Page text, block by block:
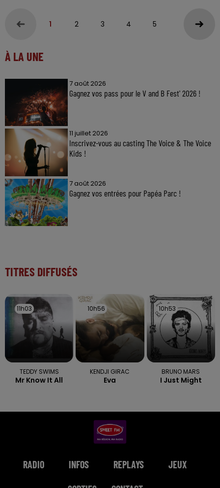
1 2 3 4 5
À LA UNE
7 août 2026
Gagnez vos pass pour le V and B Fest' 2026 !
11 juillet 2026
Inscrivez-vous au casting The Voice & The Voice
Kids !
7 août 2026
Gagnez vos entrées pour Papéa Parc !
TITRES DIFFUSÉS
11h03
11h03
TEDDY SWIMS
Mr Know It All
10h56
10h56
KENDJI GIRAC
Eva
10h53
10h53
BRUNO MARS
I Just Might
RADIO INFOS REPLAYS JEUX